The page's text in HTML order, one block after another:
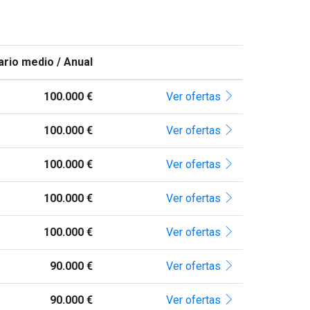
medio / Anual
100.000 € Ver ofertas
100.000 € Ver ofertas
100.000 € Ver ofertas
100.000 € Ver ofertas
100.000 € Ver ofertas
90.000 € Ver ofertas
90.000 € Ver ofertas